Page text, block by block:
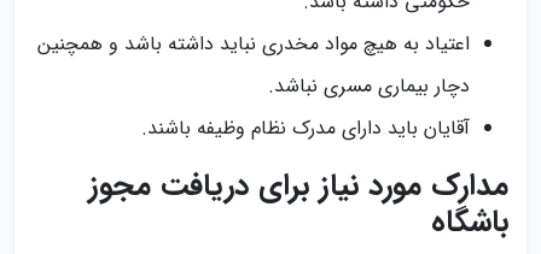
اعتیاد به هیچ مواد مخدری نباید داشته باشد و همچنین
دچار بیماری مسری نباشد.
آقایان باید دارای مدرک نظام وظیفه باشند.
مدارک مورد نیاز برای دریافت مجوز
باشگاه